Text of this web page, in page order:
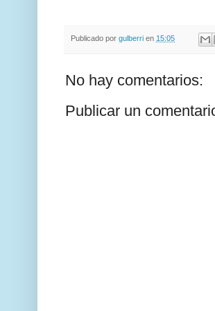
Publicado por gulberri en 15:05
No hay comentarios:
Publicar un